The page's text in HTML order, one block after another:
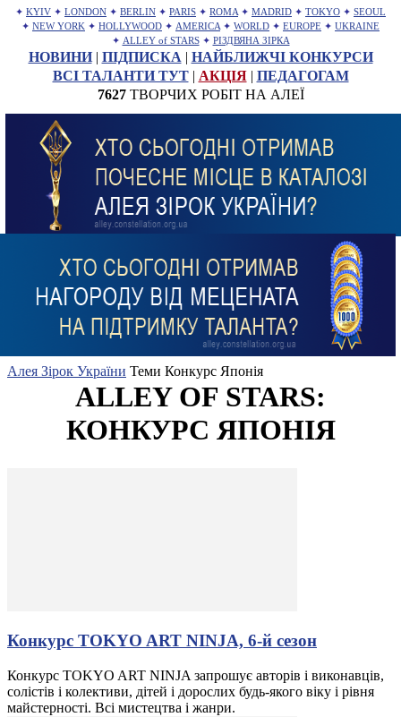
✦ KYIV ✦ LONDON ✦ BERLIN ✦ PARIS ✦ ROMA ✦ MADRID ✦ TOKYO ✦ SEOUL
✦ NEW YORK ✦ HOLLYWOOD ✦ AMERICA ✦ WORLD ✦ EUROPE ✦ UKRAINE
✦ ALLEY of STARS ✦ РІЗДВЯНА ЗІРКА
НОВИНИ| ПІДПИСКА | НАЙБЛИЖЧІ КОНКУРСИ
ВСІ ТАЛАНТИ ТУТ| АКЦІЯ| ПЕДАГОГАМ
7627ТВОРЧИХ РОБІТ НА АЛЕЇ
Алея Зірок України Теми Конкурс Японія
ALLEY OF STARS:
КОНКУРС ЯПОНІЯ
Конкурс TOKYO ART NINJA, 6-й сезон
Конкурс TOKYO ART NINJA запрошує авторів і виконавців,
солістів і колективи, дітей і дорослих будь-якого віку і рівня
майстерності. Всі мистецтва і жанри.